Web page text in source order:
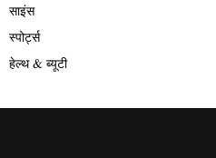
साइंस
स्पोर्ट्स
हेल्थ & ब्यूटी